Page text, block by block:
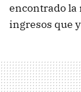
encontrado la
ingresos que